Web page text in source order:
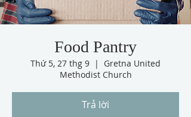
Food Pantry
Thứ 5, 27 thg 9
  |
Gretna United
Methodist Church
Trả lời